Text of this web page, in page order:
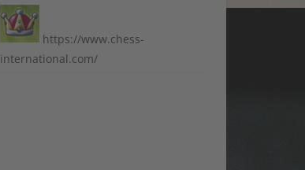
https://www.chess-
international.com/